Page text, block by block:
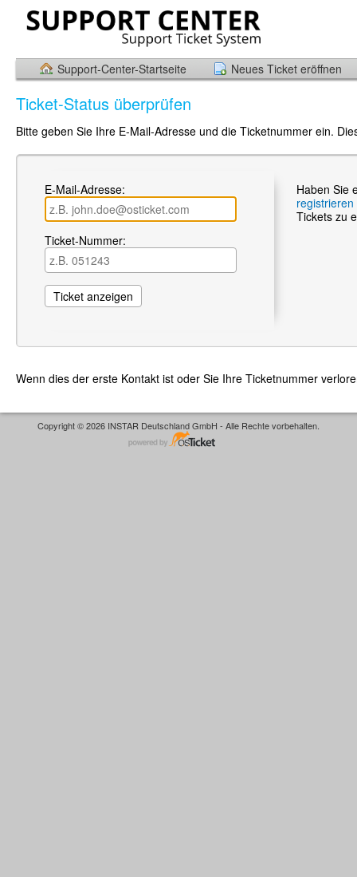
Support-Center-Startseite Neues Ticket eröffnen
Ticket-Status überprüfen
Bitte geben Sie Ihre E-Mail-Adresse und die Ticketnummer ein.
E-Mail-Adresse:
Ticket-Nummer:
Haben Sie
Tickets zu
Wenn dies der erste Kontakt ist oder Sie Ihre Ticketnummer
Copyright © 2026 INSTAR Deutschland GmbH - Alle Rechte vorbehalten.